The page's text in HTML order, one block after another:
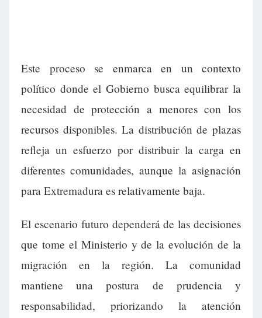
Este proceso se enmarca en un contexto
político donde el Gobierno busca equilibrar la
necesidad de protección a menores con los
recursos disponibles. La distribución de plazas
refleja un esfuerzo por distribuir la carga en
diferentes comunidades, aunque la asignación
para Extremadura es relativamente baja.
El escenario futuro dependerá de las decisiones
que tome el Ministerio y de la evolución de la
migración en la región. La comunidad
mantiene una postura de prudencia y
responsabilidad, priorizando la atención